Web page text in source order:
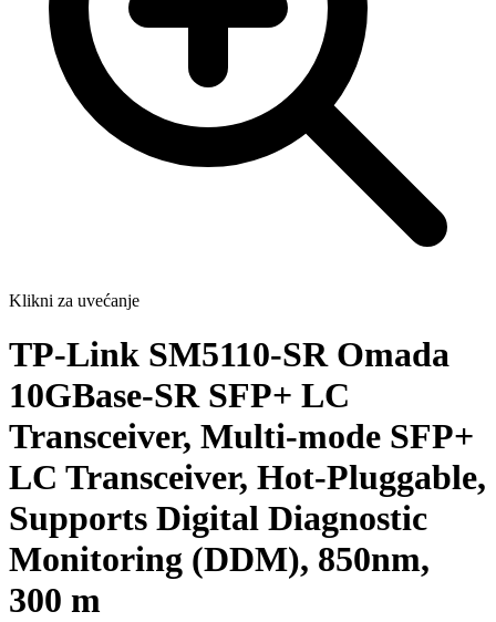
Klikni za uvećanje
TP-Link SM5110-SR Omada
10GBase-SR SFP+ LC
Transceiver, Multi-mode SFP+
LC Transceiver, Hot-Pluggable,
Supports Digital Diagnostic
Monitoring (DDM), 850nm,
300 m